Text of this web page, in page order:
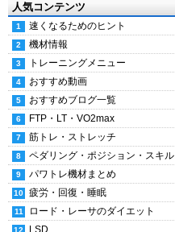
人気コンテンツ
速くなるためのヒント
機材情報
トレーニングメニュー
おすすめ動画
おすすめブログ一覧
FTP・LT・VO2max
筋トレ・ストレッチ
ペダリング・ポジション・スキル
パワトレ機材まとめ
疲労・回復・睡眠
ロード・レーサのダイエット
LSD